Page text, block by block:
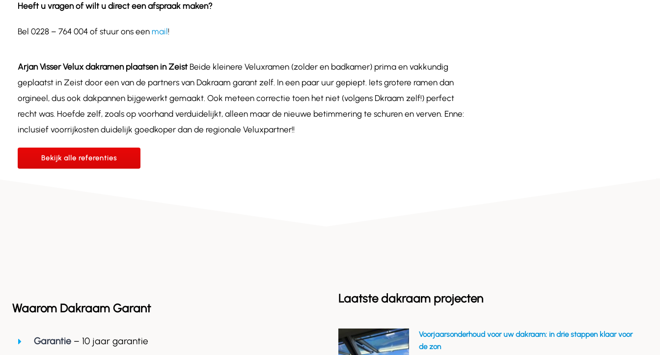
Heeft u vragen of wilt u direct een afspraak maken?
Bel 0228 – 764 004 of stuur ons eenmail!
Arjan Visser Velux dakramen plaatsen in Zeist Beide kleinere Veluxramen (zolder en badkamer) prima en vakkundig
geplaatst in Zeist door een van de partners van Dakraam garant zelf. In een paar uur gepiept. Iets grotere ramen dan
orgineel, dus ook dakpannen bijgewerkt gemaakt. Ook meteen correctie toen het niet (volgens Dkraam zelf!) perfect
recht was. Hoefde zelf, zoals op voorhand verduidelijkt, alleen maar de nieuwe betimmering te schuren en verven. Enne:
inclusief voorrijkosten duidelijk goedkoper dan de regionale Veluxpartner!!
Bekijk alle referenties
Waarom Dakraam Garant
Garantie – 10 jaar garantie
Laatste dakraam projecten
Voorjaarsonderhoud voor uw dakraam: in drie stappen klaar voor
de zon